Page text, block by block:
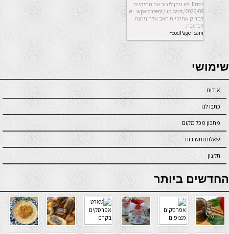
Error: לא ניתן ליצור את התיקייה
wp-content/uploads/2026/08. יש
לבדוק שתיקיית האב שלה ניתנת
לכתיבה.
FoodPage Team
seriöse online casinos österreich
שימושי
אודות
כתבו לנו
מתכון מכל מקום
שאלות ותשובות
תקנון
online casino
החדשים ביותר